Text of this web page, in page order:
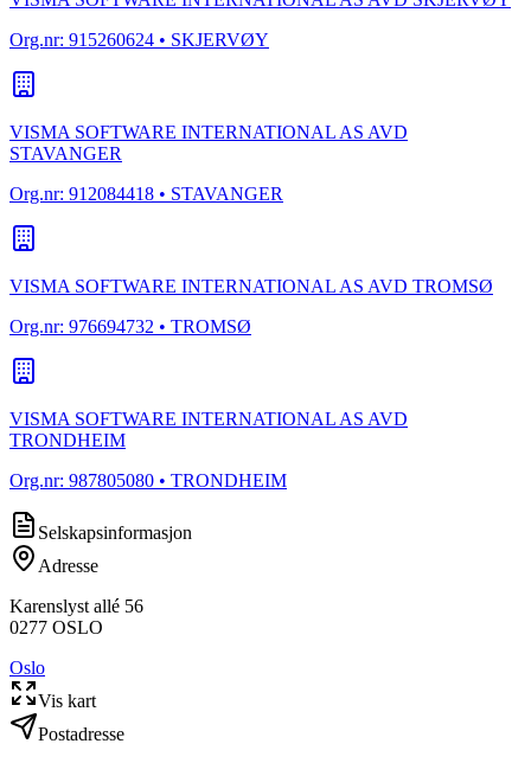
Org.nr: 915260624 • SKJERVØY
VISMA SOFTWARE INTERNATIONAL AS AVD
STAVANGER
Org.nr: 912084418 • STAVANGER
VISMA SOFTWARE INTERNATIONAL AS AVD TROMSØ
Org.nr: 976694732 • TROMSØ
VISMA SOFTWARE INTERNATIONAL AS AVD
TRONDHEIM
Org.nr: 987805080 • TRONDHEIM
Selskapsinformasjon
Adresse
Karenslyst allé 56
0277 OSLO
Oslo
Vis kart
Postadresse